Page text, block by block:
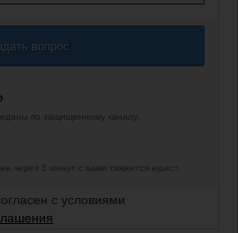
вопрос
по защищенному каналу.
через 5 минут с вами свяжется юрист.
с условиями